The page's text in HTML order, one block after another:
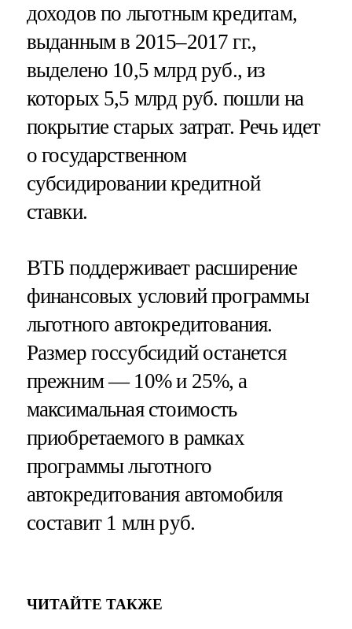
доходов по льготным кредитам,
выданным в 2015–2017 гг.,
выделено 10,5 млрд руб., из
которых 5,5 млрд руб. пошли на
покрытие старых затрат. Речь идет
о государственном
субсидировании кредитной
ставки.
ВТБ поддерживает расширение
финансовых условий программы
льготного автокредитования.
Размер госсубсидий останется
прежним — 10% и 25%, а
максимальная стоимость
приобретаемого в рамках
программы льготного
автокредитования автомобиля
составит 1 млн руб.
ЧИТАЙТЕ ТАКЖЕ